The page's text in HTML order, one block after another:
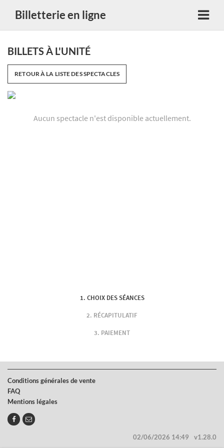
Billetterie en ligne
BILLETS À L'UNITÉ
RETOUR À LA LISTE DES SPECTACLES
Aucun spectacle n'est disponible actuellement.
CHOIX DES SÉANCES
RÉCAPITULATIF
PAIEMENT
Conditions générales de vente
FAQ
Mentions légales
02/06/2026 14:49 v1.28.0